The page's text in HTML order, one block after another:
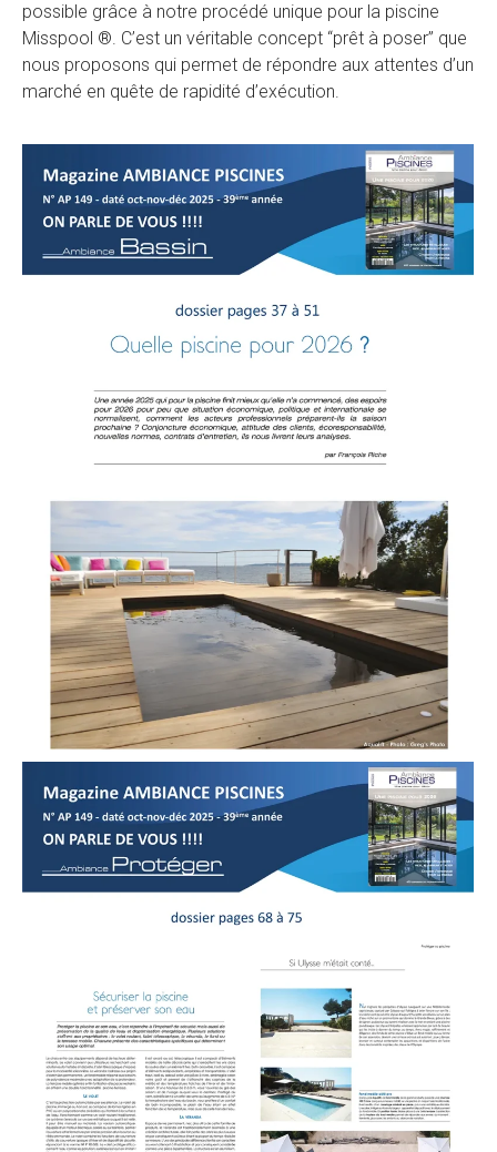
possible grâce à notre procédé unique pour la piscine
Misspool ®. C’est un véritable concept “prêt à poser” que
nous proposons qui permet de répondre aux attentes d’un
marché en quête de rapidité d’exécution.